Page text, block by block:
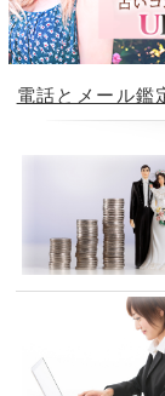
風水の大御所Dr.コパが
たの開運をお手伝い
占いの泉